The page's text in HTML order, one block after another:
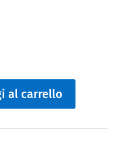
al carrello